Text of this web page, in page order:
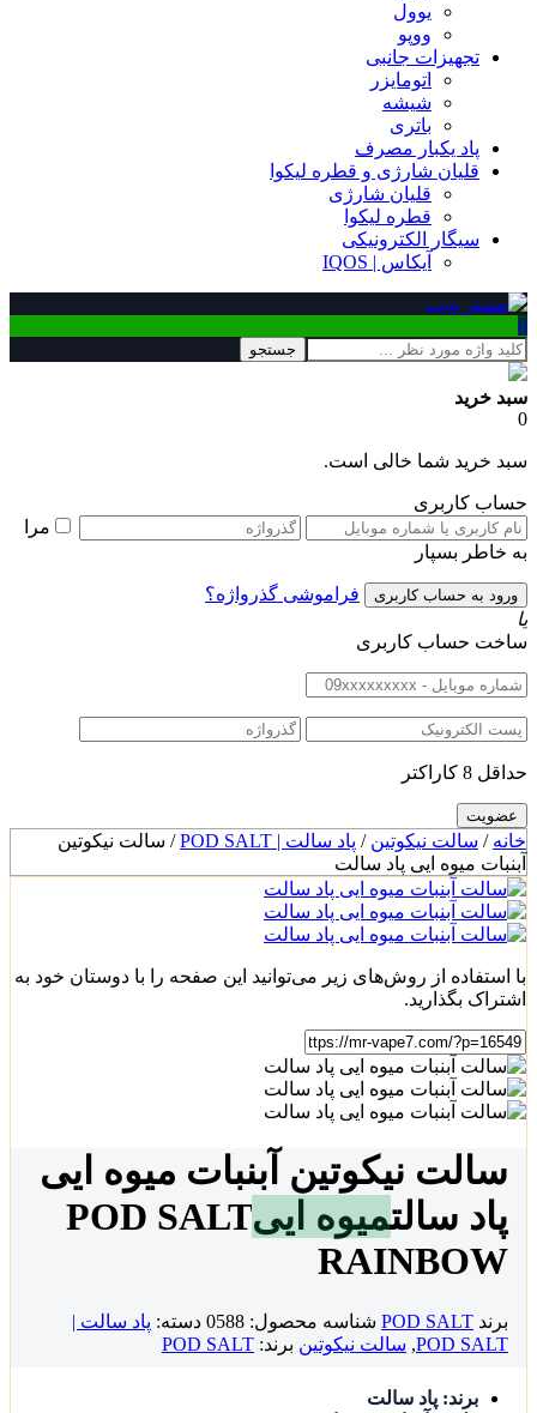
یوول
ووپو
تجهیزات جانبی
اتومایزر
شیشه
باتری
پاد یکبار مصرف
قلیان شارژی و قطره لیکوا
قلیان شارژی
قطره لیکوا
سیگار الکترونیکی
آیکاس | IQOS
0
جستجو
سبد خرید
0
سبد خرید شما خالی است.
حساب کاربری
مرا
به خاطر بسپار
فراموشی گذرواژه؟
یا
ساخت حساب کاربری
حداقل 8 کاراکتر
خانه / سالت نیکوتین / پاد سالت | POD SALT
/ سالت نیکوتین
آبنبات میوه ایی پاد سالت
با استفاده از روش‌های زیر می‌توانید این صفحه را با دوستان خود به
اشتراک بگذارید.
سالت نیکوتین آبنبات میوه ایی
پاد سالتمیوه اییPOD SALT
RAINBOW
برند POD SALT شناسه محصول: 0588 دسته: پاد سالت |
POD SALT
, سالت نیکوتین برند: POD SALT
برند: پاد سالت